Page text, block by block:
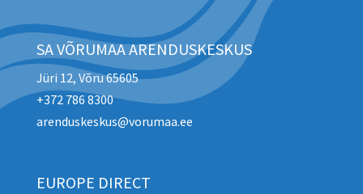
SA VÕRUMAA ARENDUSKESKUS
Jüri 12, Võru 65605
+372 786 8300
arenduskeskus@vorumaa.ee
EUROPE DIRECT